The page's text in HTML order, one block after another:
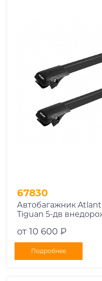
67830
Автобагажник Atlant
Tiguan 5-дв
10002+11115+11114
от 10 600 ₽
Подробнее